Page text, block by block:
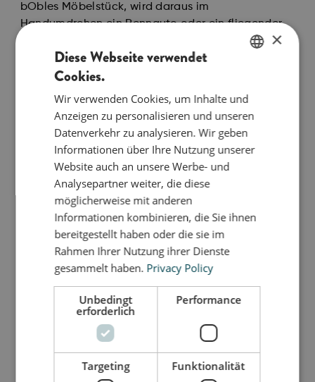
bObles Möbelstück, wird daraus im
Handumdrehen ein Rennauto oder ein fliegender
Teppich. Selbst die Kleinsten flitzen zwischen
Mama, Papa und Großeltern hin und her, während
das Huhn hilft, den Kopf zu heben und dabei für
in einem superschnellen Auto sitzt. Je älter dein
Kind wird, desto rasanter wird das bObles Auto.
Der rutschfeste EVA Schaum lädt dazu ein, der
es, Spielzeug oder Geschirr zu transportieren,
wenn sie beim Tischdecken helfen dürfen. Größere
fortzubewegen - auf dem Bauch mit den Armen
oder auf dem Po mit den Beinen. Diese Bewegung
ist perfekt, um die Oberschenkelrückseiten zu
stärken und zu trainieren.
Maße: H 6 cm x L 55 cm x B 25 cm
Da alle unsere Tummelmöbel von Hand gefertigt
werden, ist keines genau gleich. Es kann daher zu
DANISH
×
Diese Webseite verwendet
Cookies.
Wir verwenden Cookies, um Inhalte und
Anzeigen zu personalisieren und unseren
Datenverkehr zu analysieren. Wir geben
Informationen über Ihre Nutzung unserer
Website auch an unsere Werbe- und
Analysepartner weiter, die diese
möglicherweise mit anderen
Informationen kombinieren, die Sie ihnen
bereitgestellt haben oder die sie im
Rahmen Ihrer Nutzung ihrer Dienste
gesammelt haben. Privacy Policy
Unbedingt
erforderlich
Performance
Targeting Funktionalität